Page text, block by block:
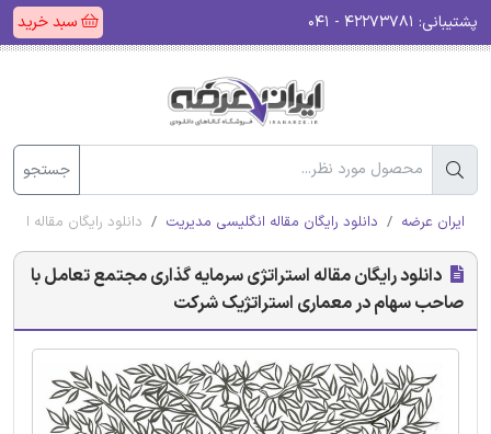
پشتیبانی: سبد خرید
جستجو
ایران عرضه دانلود رایگان مقاله انگلیسی مدیریت دانلود رایگان مقاله
دانلود رایگان مقاله استراتژی سرمایه گذاری مجتمع تعامل با
صاحب سهام در معماری استراتژیک شرکت